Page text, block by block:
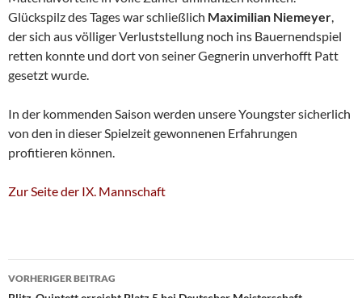
Glückspilz des Tages war schließlich Maximilian Niemeyer,
der sich aus völliger Verluststellung noch ins Bauernendspiel
retten konnte und dort von seiner Gegnerin unverhofft Patt
gesetzt wurde.
In der kommenden Saison werden unsere Youngster sicherlich
von den in dieser Spielzeit gewonnenen Erfahrungen
profitieren können.
Zur Seite der IX. Mannschaft
Beitragsnavigation
VORHERIGER BEITRAG